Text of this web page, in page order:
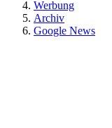
Werbung
Archiv
Google News